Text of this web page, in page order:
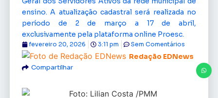
ensino. A atualização cadastral será realizada no
período de 2 de março a 17 de abril,
exclusivamente pela plataforma online Proesc.
Redação EDNews
fevereiro 20, 2026 3:11 pm Sem Comentários
Compartilhar